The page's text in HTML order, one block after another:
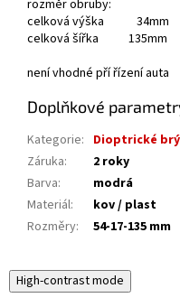
rozměr obruby:
celková výška 34mm
celková šířka 135mm
není vhodné pří řízení auta
Doplňkové
Kategorie: Dioptrické
Záruka:
2 roky
Barva:
modrá
Materiál:
kov / plast
Rozměry: 54-17-135 mm
High-contrast mode